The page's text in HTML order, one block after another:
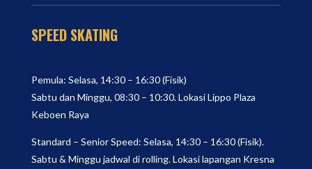
SPEED SKATING
Pemula: Selasa, 14:30 – 16:30 (Fisik)
Sabtu dan Minggu, 08:30 – 10:30. Lokasi Lippo Plaza
Keboen Raya
Standard – Senior Speed: Selasa, 14:30 – 16:30 (Fisik).
Sabtu & Minggu jadwal di rolling. Lokasi lapangan Kresna